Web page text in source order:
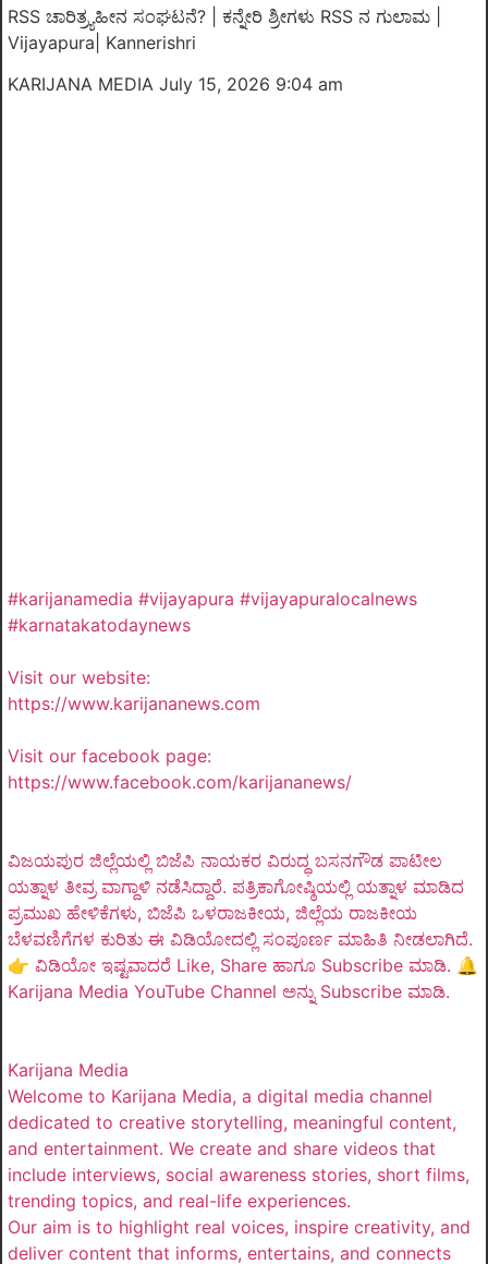
RSS ಚಾರಿತ್ರ್ಯಹೀನ ಸಂಘಟನೆ? | ಕನ್ನೇರಿ ಶ್ರೀಗಳು RSS ನ ಗುಲಾಮ |
Vijayapura| Kannerishri
KARIJANA MEDIA July 15, 2026 9:04 am
#karijanamedia #vijayapura #vijayapuralocalnews
#karnatakatodaynews
Visit our website:
https://www.karijananews.com
Visit our facebook page:
https://www.facebook.com/karijananews/
ವಿಜಯಪುರ ಜಿಲ್ಲೆಯಲ್ಲಿ ಬಿಜೆಪಿ ನಾಯಕರ ವಿರುದ್ಧ ಬಸನಗೌಡ ಪಾಟೀಲ
ಯತ್ನಾಳ ತೀವ್ರ ವಾಗ್ದಾಳಿ ನಡೆಸಿದ್ದಾರೆ. ಪತ್ರಿಕಾಗೋಷ್ಠಿಯಲ್ಲಿ ಯತ್ನಾಳ ಮಾಡಿದ
ಪ್ರಮುಖ ಹೇಳಿಕೆಗಳು, ಬಿಜೆಪಿ ಒಳರಾಜಕೀಯ, ಜಿಲ್ಲೆಯ ರಾಜಕೀಯ
ಬೆಳವಣಿಗೆಗಳ ಕುರಿತು ಈ ವಿಡಿಯೋದಲ್ಲಿ ಸಂಪೂರ್ಣ ಮಾಹಿತಿ ನೀಡಲಾಗಿದೆ.
👉 ವಿಡಿಯೋ ಇಷ್ಟವಾದರೆ Like, Share ಹಾಗೂ Subscribe ಮಾಡಿ. 🔔
Karijana Media YouTube Channel ಅನ್ನು Subscribe ಮಾಡಿ.
Karijana Media
Welcome to Karijana Media, a digital media channel
dedicated to creative storytelling, meaningful content,
and entertainment. We create and share videos that
include interviews, social awareness stories, short films,
trending topics, and real-life experiences.
Our aim is to highlight real voices, inspire creativity, and
deliver content that informs, entertains, and connects